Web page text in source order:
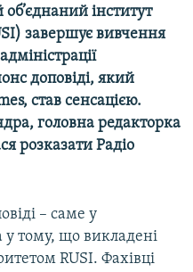
інститут
завершує вивчення
доповіді, який
став сенсацією.
головна редакторка
розказати Радіо
– саме у
у тому, що викладені
RUSI. Фахівці